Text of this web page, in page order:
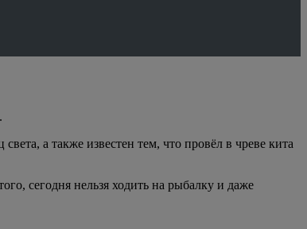
а также известен тем, что провёл в чреве кита
сегодня нельзя ходить на рыбалку и даже